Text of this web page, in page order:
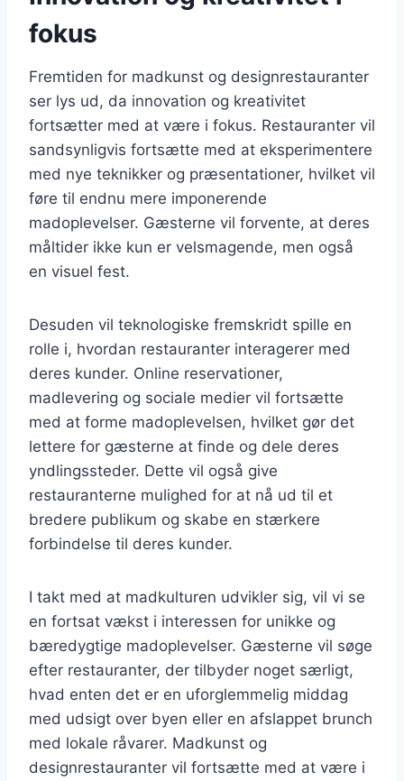
fokus
Fremtiden for madkunst og designrestauranter
ser lys ud, da innovation og kreativitet
fortsætter med at være i fokus. Restauranter vil
sandsynligvis fortsætte med at eksperimentere
med nye teknikker og præsentationer, hvilket vil
føre til endnu mere imponerende
madoplevelser. Gæsterne vil forvente, at deres
måltider ikke kun er velsmagende, men også
en visuel fest.
Desuden vil teknologiske fremskridt spille en
rolle i, hvordan restauranter interagerer med
deres kunder. Online reservationer,
madlevering og sociale medier vil fortsætte
med at forme madoplevelsen, hvilket gør det
lettere for gæsterne at finde og dele deres
yndlingssteder. Dette vil også give
restauranterne mulighed for at nå ud til et
bredere publikum og skabe en stærkere
forbindelse til deres kunder.
I takt med at madkulturen udvikler sig, vil vi se
en fortsat vækst i interessen for unikke og
bæredygtige madoplevelser. Gæsterne vil søge
efter restauranter, der tilbyder noget særligt,
hvad enten det er en uforglemmelig middag
med udsigt over byen eller en afslappet brunch
med lokale råvarer. Madkunst og
designrestauranter vil fortsætte med at være i